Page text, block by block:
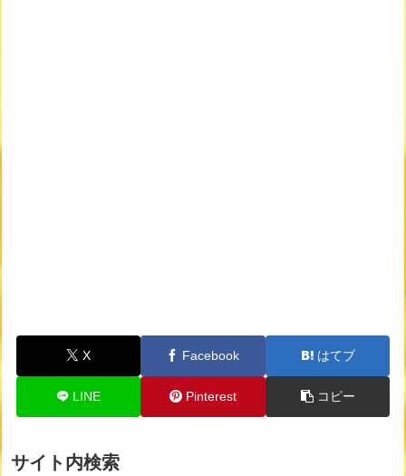
X Facebook はてブ
LINE Pinterest コピー
サイト内検索